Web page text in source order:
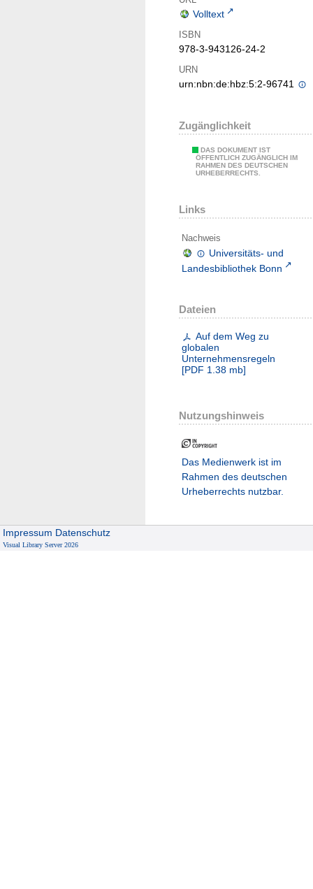
Volltext
ISBN
978-3-943126-24-2
URN
urn:nbn:de:hbz:5:2-96741
Zugänglichkeit
DAS DOKUMENT IST
ÖFFENTLICH ZUGÄNGLICH IM
RAHMEN DES DEUTSCHEN
URHEBERRECHTS.
Links
Nachweis
Universitäts- und
Landesbibliothek Bonn
Dateien
Auf dem Weg zu
globalen
Unternehmensregeln
[PDF 1.38 mb]
Nutzungshinweis
Das Medienwerk ist im
Rahmen des deutschen
Urheberrechts nutzbar.
Impressum Datenschutz
Visual Library Server 2026